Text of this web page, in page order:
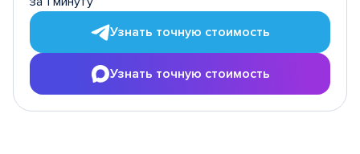
Узнать точную стоимость
Узнать точную стоимость